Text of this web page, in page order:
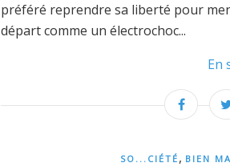
préféré reprendre sa liberté pour
départ comme un électrochoc...
En
SO...CIÉTÉ , BIEN